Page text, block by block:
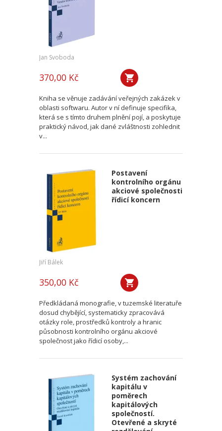
Jan Svoboda
370,00 Kč
Kniha se věnuje zadávání veřejných zakázek v
oblasti softwaru. Autor v ní definuje specifika,
která se s tímto druhem plnění pojí, a poskytuje
praktický návod, jak dané zvláštnosti zohlednit
v...
Postavení
kontrolního orgánu
akciové společnosti
řídicí koncern
Jiří Bálek
350,00 Kč
Předkládaná monografie, v tuzemské literatuře
dosud chybějící, systematicky zpracovává
otázky role, prostředků kontroly a hranic
působnosti kontrolního orgánu akciové
společnost jako řídicí osoby,...
Systém zachování
kapitálu v
poměrech
kapitálových
společností.
Otevřené a skryté